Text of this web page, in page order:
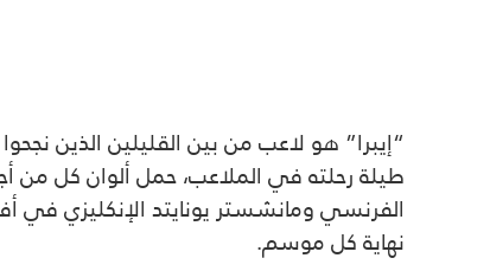
“إيبرا” هو لاعب من بين القليلين الذين
طيلة رحلته في الملاعب، حمل ألوان كل من
نهاية كل موسم.